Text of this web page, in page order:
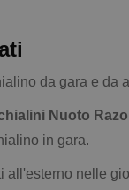
da gara e da
Nuoto
in gara.
all'esterno nelle